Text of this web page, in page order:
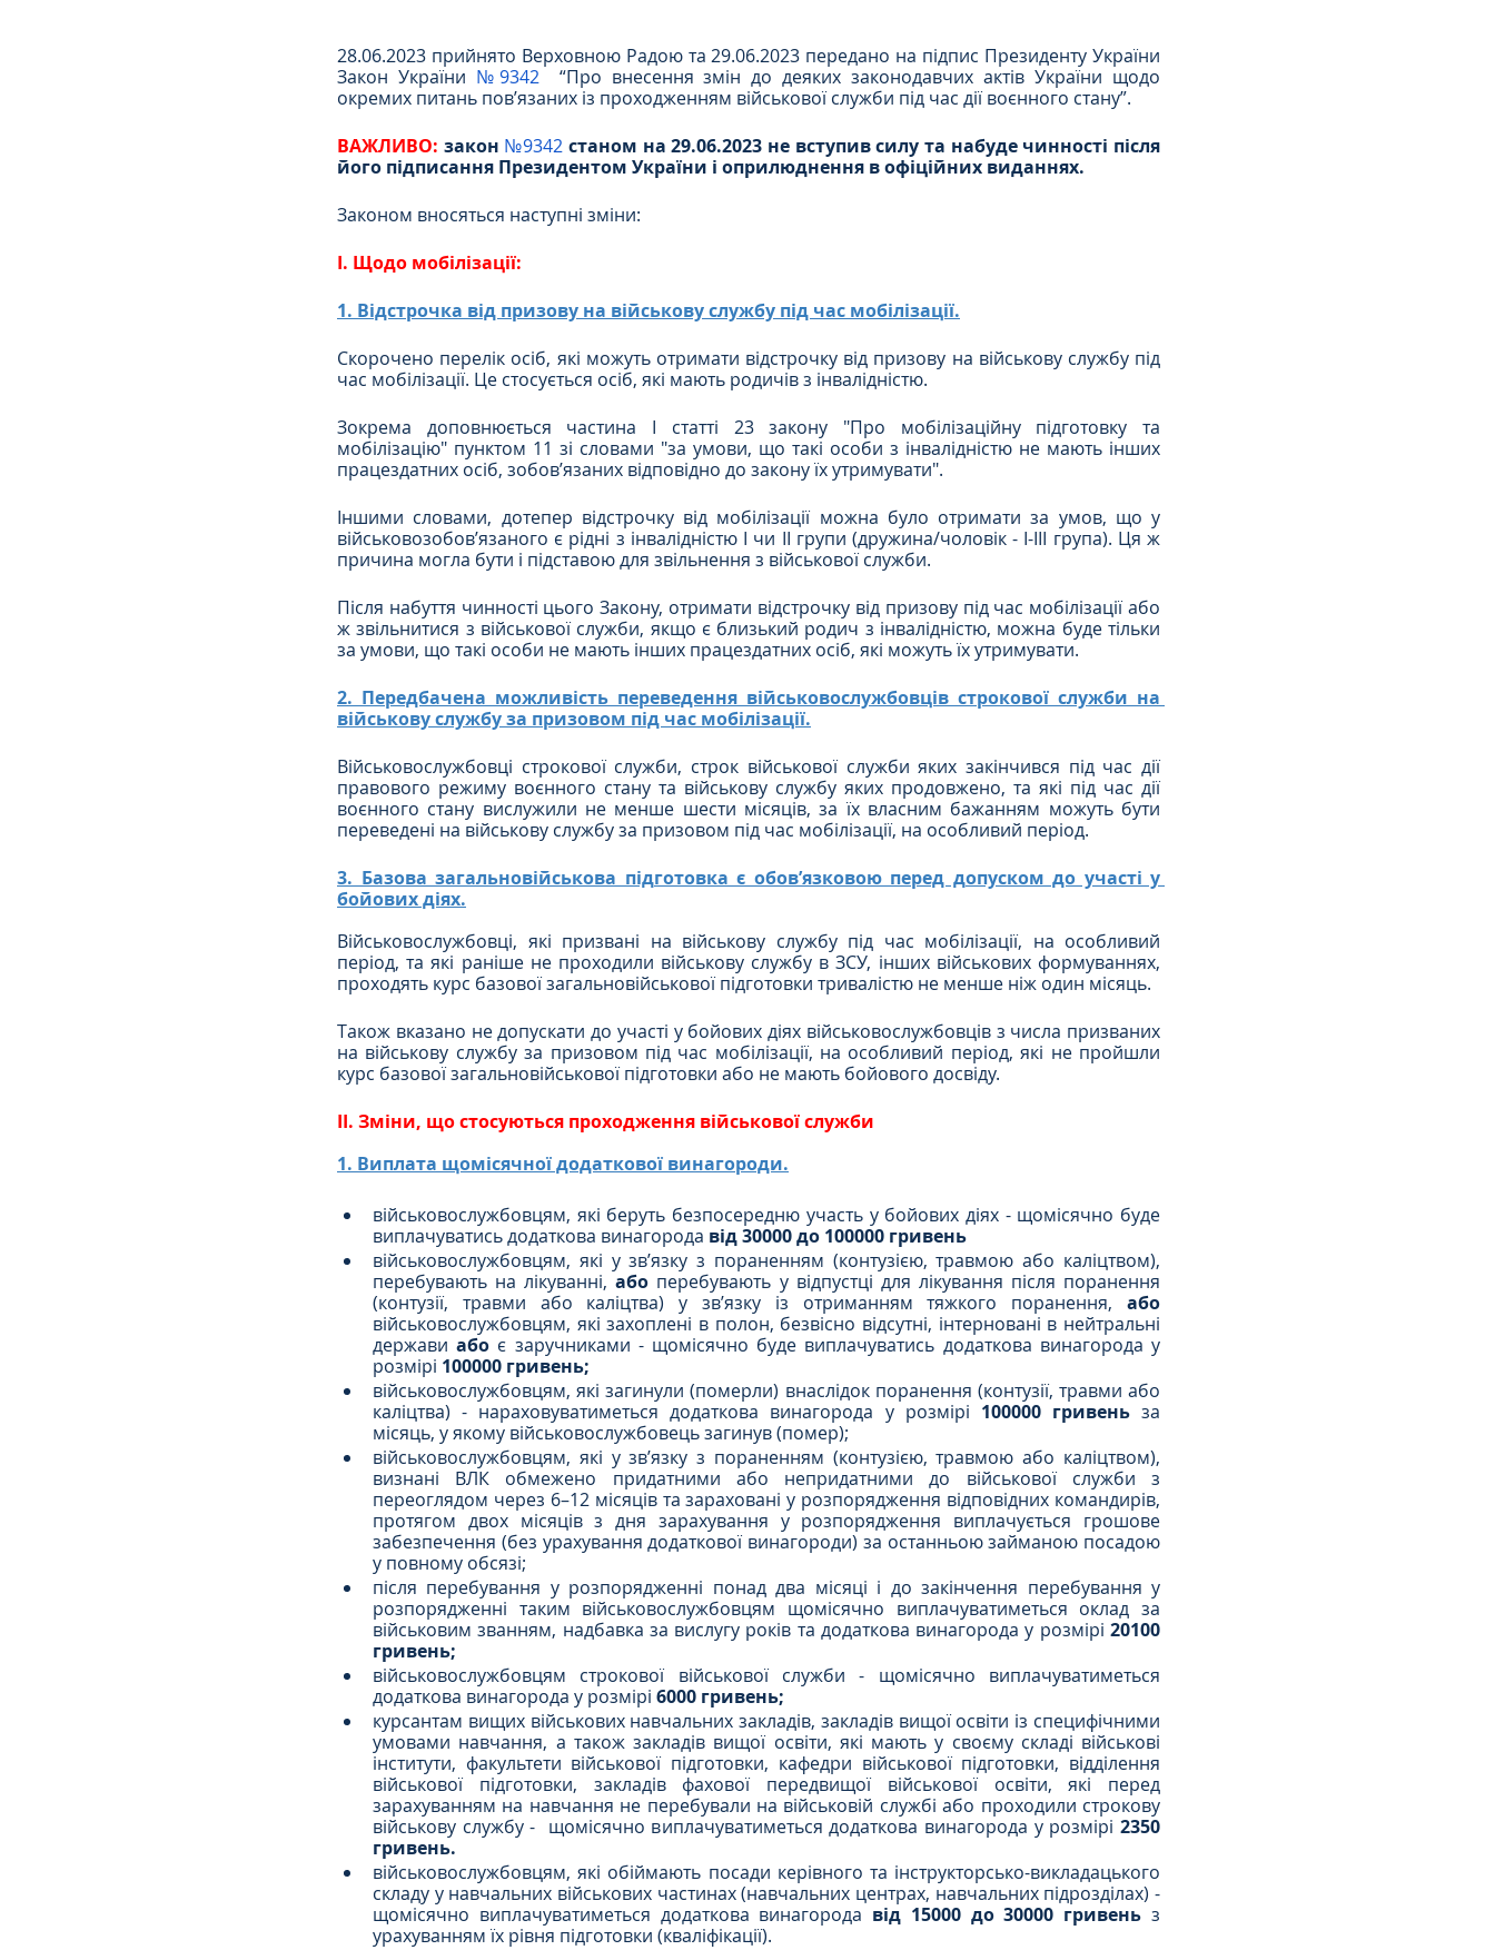
Сімейне ЄСПЛ Цивільне ДТП
28.06.2023 прийнято Верховною Радою та 29.06.2023 передано на підпис Президенту України
Закон України №9342
  “Про внесення змін до деяких законодавчих актів України щодо
окремих питань пов’язаних із проходженням військової служби під час дії воєнного стану”.
ВАЖЛИВО: закон №9342 станом на 29.06.2023 не вступив силу та набуде чинності після
його підписання Президентом України і оприлюднення в офіційних виданнях.
Законом вносяться наступні зміни:
І. Щодо мобілізації:
1. Відстрочка від призову на військову службу під час мобілізації.
Скорочено перелік осіб, які можуть отримати відстрочку від призову на військову службу під
час мобілізації. Це стосується осіб, які мають родичів з інвалідністю.
Зокрема доповнюється частина І статті 23 закону "Про мобілізаційну підготовку та
мобілізацію" пунктом 11 зі словами "за умови, що такі особи з інвалідністю не мають інших
працездатних осіб, зобов’язаних відповідно до закону їх утримувати".
Іншими словами, дотепер відстрочку від мобілізації можна було отримати за умов, що у
військовозобов’язаного є рідні з інвалідністю І чи ІІ групи (дружина/чоловік - І-ІІІ група). Ця ж
причина могла бути і підставою для звільнення з військової служби.
Після набуття чинності цього Закону, отримати відстрочку від призову під час мобілізації або
ж звільнитися з військової служби, якщо є близький родич з інвалідністю, можна буде тільки
за умови, що такі особи не мають інших працездатних осіб, які можуть їх утримувати.
2. Передбачена можливість переведення військовослужбовців строкової служби на
військову службу за призовом під час мобілізації.
Військовослужбовці строкової служби, строк військової служби яких закінчився під час дії
правового режиму воєнного стану та військову службу яких продовжено, та які під час дії
воєнного стану вислужили не менше шести місяців, за їх власним бажанням можуть бути
переведені на військову службу за призовом під час мобілізації, на особливий період.
3. Базова загальновійськова підготовка є обовʼязковою перед допуском до участі у
бойових діях.
Військовослужбовці, які призвані на військову службу під час мобілізації, на особливий
період, та які раніше не проходили військову службу в ЗСУ, інших військових формуваннях,
проходять курс базової загальновійськової підготовки тривалістю не менше ніж один місяць.
Також вказано не допускати до участі у бойових діях військовослужбовців з числа призваних
на військову службу за призовом під час мобілізації, на особливий період, які не пройшли
курс базової загальновійськової підготовки або не мають бойового досвіду.
ІІ. Зміни, що стосуються проходження військової служби
1. Виплата щомісячної додаткової винагороди.
військовослужбовцям, які беруть безпосередню участь у бойових діях - щомісячно буде
виплачуватись додаткова винагорода від 30000 до 100000 гривень
військовослужбовцям, які у зв’язку з пораненням (контузією, травмою або каліцтвом),
перебувають на лікуванні, або перебувають у відпустці для лікування після поранення
(контузії, травми або каліцтва) у зв’язку із отриманням тяжкого поранення,
військовослужбовцям, які захоплені в полон, безвісно відсутні, інтерновані в нейтральні
держави або є заручниками - щомісячно буде виплачуватись додаткова винагорода у
розмірі 100000 гривень;
військовослужбовцям, які загинули (померли) внаслідок поранення (контузії, травми або
каліцтва) - нараховуватиметься додаткова винагорода у розмірі 100000 гривень за
місяць, у якому військовослужбовець загинув (помер);
військовослужбовцям, які у зв’язку з пораненням (контузією, травмою або каліцтвом),
визнані ВЛК обмежено придатними або непридатними до військової служби з
переоглядом через 6–12 місяців та зараховані у розпорядження відповідних командирів,
протягом двох місяців з дня зарахування у розпорядження виплачується грошове
забезпечення (без урахування додаткової винагороди) за останньою займаною посадою
у повному обсязі;
після перебування у розпорядженні понад два місяці і до закінчення перебування у
розпорядженні таким військовослужбовцям щомісячно виплачуватиметься оклад за
військовим званням, надбавка за вислугу років та додаткова винагорода у розмірі 20100
гривень;
військовослужбовцям строкової військової служби - щомісячно виплачуватиметься
додаткова винагорода у розмірі 6000 гривень;
курсантам вищих військових навчальних закладів, закладів вищої освіти із специфічними
умовами навчання, а також закладів вищої освіти, які мають у своєму складі військові
інститути, факультети військової підготовки, кафедри військової підготовки, відділення
військової підготовки, закладів фахової передвищої військової освіти, які перед
зарахуванням на навчання не перебували на військовій службі або проходили строкову
військову службу -  щомісячно виплачуватиметься додаткова винагорода у розмірі 2350
гривень.
військовослужбовцям, які обіймають посади керівного та інструкторсько-викладацького
складу у навчальних військових частинах (навчальних центрах, навчальних підрозділах) -
щомісячно виплачуватиметься додаткова винагорода від 15000 до 30000 гривень з
урахуванням їх рівня підготовки (кваліфікації).